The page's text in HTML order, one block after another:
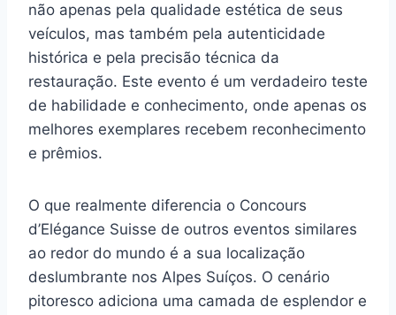
não apenas pela qualidade estética de seus
veículos, mas também pela autenticidade
histórica e pela precisão técnica da
restauração. Este evento é um verdadeiro teste
de habilidade e conhecimento, onde apenas os
melhores exemplares recebem reconhecimento
e prêmios.
O que realmente diferencia o Concours
d’Elégance Suisse de outros eventos similares
ao redor do mundo é a sua localização
deslumbrante nos Alpes Suíços. O cenário
pitoresco adiciona uma camada de esplendor e